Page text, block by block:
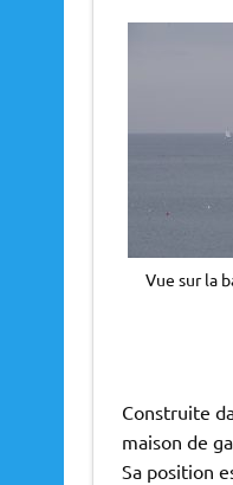
Vue sur la
Construite
maison de
Sa position